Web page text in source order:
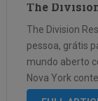
The
The Division
pessoa, grátis
mundo aberto
Nova York
que mergulhou